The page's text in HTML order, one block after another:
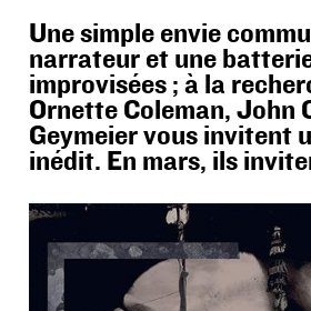
Une simple envie
narrateur et une
improvisées ; à la
Ornette Coleman, John
Geymeier vous invitent
inédit. En mars, ils